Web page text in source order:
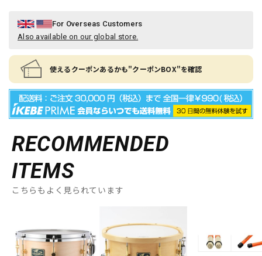
For Overseas Customers
Also available on our global store.
使えるクーポンあるかも"クーポンBOX"を確認
RECOMMENDED
ITEMS
こちらもよく見られています